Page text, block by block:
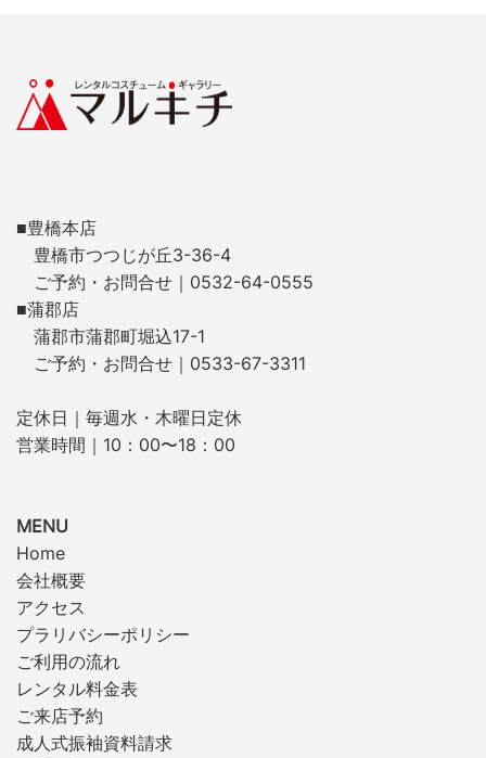
■豊橋本店
豊橋市つつじが丘3-36-4
ご予約・お問合せ｜0532-64-0555
■蒲郡店
蒲郡市蒲郡町堀込17-1
ご予約・お問合せ｜0533-67-3311
定休日｜毎週水・木曜日定休
営業時間｜10：00〜18：00
MENU
Home
会社概要
アクセス
プラリバシーポリシー
ご利用の流れ
レンタル料金表
ご来店予約
成人式振袖資料請求